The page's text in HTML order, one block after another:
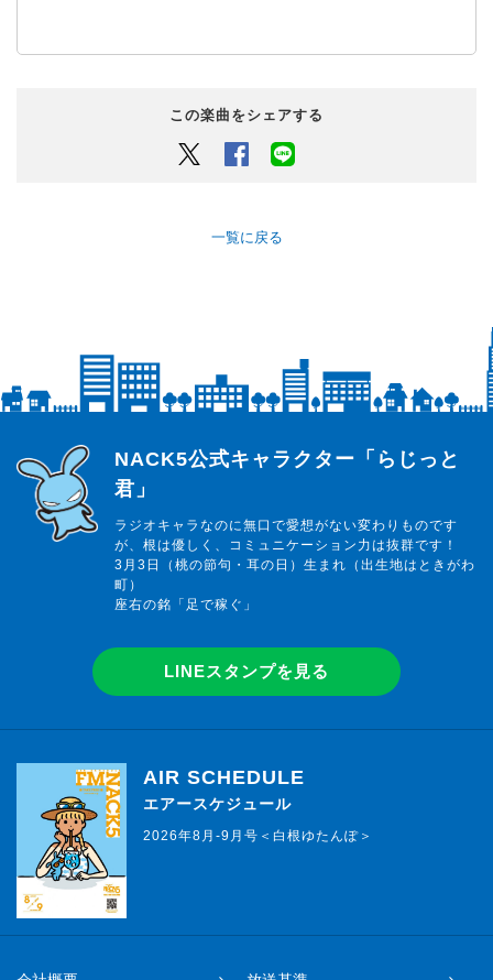
この楽曲をシェアする
Twitter Facebook
一覧に戻る
らじっと君
NACK5公式キャラクター「らじっと
君」
ラジオキャラなのに無口で愛想がない変わりものです
が、根は優しく、コミュニケーション力は抜群です！
3月3日（桃の節句・耳の日）生まれ（出生地はときがわ
町）
座右の銘「足で稼ぐ」
LINEスタンプを見る
AIR SCHEDULE
エアースケジュール
2026年8月-9月号＜白根ゆたんぽ＞